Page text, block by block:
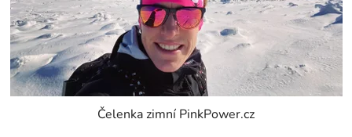
Čelenka zimní PinkPower.cz